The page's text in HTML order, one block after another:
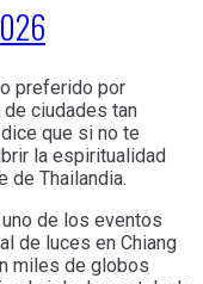
preferido por
ciudades tan
que si no te
la espiritualidad
de Thailandia.
de los eventos
de luces en Chiang
miles de globos